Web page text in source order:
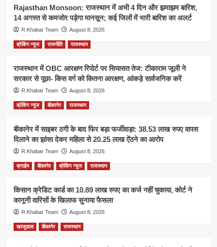
Rajasthan Monsoon: राजस्थान में अभी 4 दिन और झमाझम बारिश,
14 अगस्त से कमजोर पड़ेगा मानसून; कई जिलों में भारी बारिश का अलर्ट
R.Khabar Team August 8, 2026
ब्रेकिंग न्यूज राजनीति राजस्थान
राजस्थान में OBC आरक्षण रिपोर्ट पर सियासत तेज: टीकाराम जूली ने
सरकार से पूछा- किस वर्ग को कितना आरक्षण, आंकड़े सार्वजनिक करें
R.Khabar Team August 8, 2026
ब्रेकिंग न्यूज बीकानेर राजस्थान
बीकानेर में साइबर ठगी के बाद फिर बड़ा फर्जीवाड़ा: 38.53 लाख रुपए वापस
दिलाने का झांसा देकर महिला से 20.25 लाख ऐंठने का आरोप
R.Khabar Team August 8, 2026
क्राईम बीकानेर ब्रेकिंग न्यूज राजस्थान
किसान क्रेडिट कार्ड का 10.89 लाख रुपए का कर्ज नहीं चुकाया, कोर्ट ने
कानूनी वारिसों के खिलाफ सुनाया फैसला
R.Khabar Team August 8, 2026
खाजूवाला बीकानेर राजस्थान